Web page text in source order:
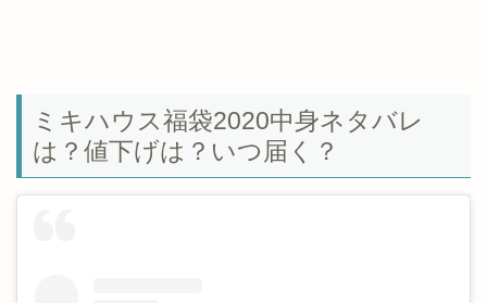
ミキハウス福袋2020中身ネタバレ
は？値下げは？いつ届く？